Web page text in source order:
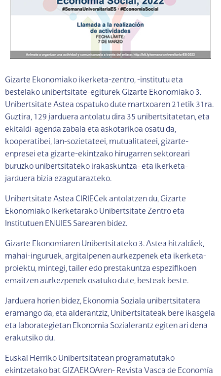
Gizarte Ekonomiako ikerketa-zentro, -institutu eta
bestelako unibertsitate-egiturek Gizarte Ekonomiako 3.
Unibertsitate Astea ospatuko dute martxoaren 21etik 31ra.
Guztira, 129 jarduera antolatu dira 35 unibertsitatetan, eta
ekitaldi-agenda zabala eta askotarikoa osatu da,
kooperatibei, lan-sozietateei, mutualitateei, gizarte-
enpresei eta gizarte-ekintzako hirugarren sektoreari
buruzko unibertsitateko irakaskuntza- eta ikerketa-
jarduera bizia ezagutarazteko.
Unibertsitate Astea CIRIECek antolatzen du, Gizarte
Ekonomiako Ikerketarako Unibertsitate Zentro eta
Institutuen ENUIES Sarearen bidez.
Gizarte Ekonomiaren Unibertsitateko 3. Astea hitzaldiek,
mahai-inguruek, argitalpenen aurkezpenek eta ikerketa-
proiektu, mintegi, tailer edo prestakuntza espezifikoen
emaitzen aurkezpenek osatuko dute, besteak beste.
Jarduera horien bidez, Ekonomia Soziala unibertsitatera
eramango da, eta alderantziz, Unibertsitateak bere ikasgela
eta laborategietan Ekonomia Sozialerantz egiten ari dena
erakutsiko du.
Euskal Herriko Unibertsitatean programatutako
ekintzetako bat GIZAEKOAren- Revista Vasca de Economía